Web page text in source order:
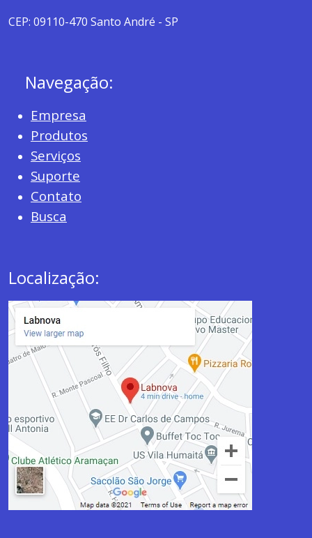
CEP: 09110-470 Santo André - SP
Navegação:
Empresa
Produtos
Serviços
Suporte
Contato
Busca
Localização: